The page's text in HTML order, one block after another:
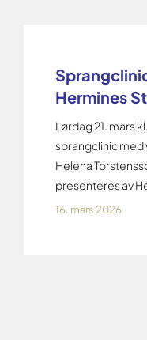
Hermines
Lørdag 21. mars
sprangclinic
Helena
presenteres av
16. mars 2026